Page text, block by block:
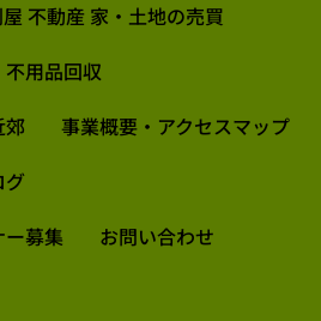
不動産 家・土地の売買
用品回収
郊
事業概要・アクセスマップ
グ
募集
お問い合わせ